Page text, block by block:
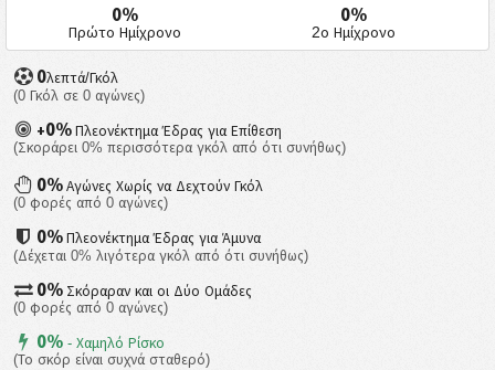
0%
Πρώτο Ημίχρονο
0%
2ο Ημίχρονο
0λεπτά/Γκόλ
(0 Γκόλ σε 0 αγώνες)
+0% Πλεονέκτημα Έδρας για Επίθεση
(Σκοράρει 0% περισσότερα γκόλ από ότι συνήθως)
0%Αγώνες Χωρίς να Δεχτούν Γκόλ
(0 φορές από 0 αγώνες)
0%Πλεονέκτημα Έδρας για Άμυνα
(Δέχεται 0% λιγότερα γκόλ από ότι συνήθως)
0% Σκόραραν και οι Δύο Ομάδες
(0 φορές από 0 αγώνες)
0% - Χαμηλό Ρίσκο
(Το σκόρ είναι συχνά σταθερό)